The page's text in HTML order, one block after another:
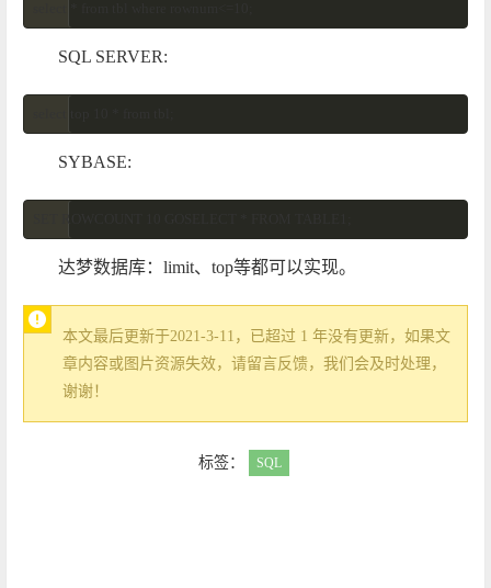
SQL SERVER:
SYBASE:
达梦数据库：limit、top等都可以实现。
本文最后更新于2021-3-11，已超过 1 年没有更新，如果文
章内容或图片资源失效，请留言反馈，我们会及时处理，
谢谢！
标签： SQL